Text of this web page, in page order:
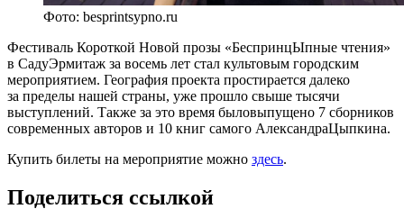
Фото: besprintsypno.ru
Фестиваль Короткой Новой прозы «БеспринцЫпные чтения»
в СадуЭрмитаж за восемь лет стал культовым городским
мероприятием. География проекта простирается далеко
за пределы нашей страны, уже прошло свыше тысячи
выступлений. Также за это время быловыпущено 7 сборников
современных авторов и 10 книг самого АлександраЦыпкина.
Купить билеты на мероприятие можно здесь.
Поделиться ссылкой